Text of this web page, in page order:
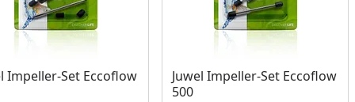
Impeller-Set Eccoflow
Juwel Impeller-Set Eccoflow
500